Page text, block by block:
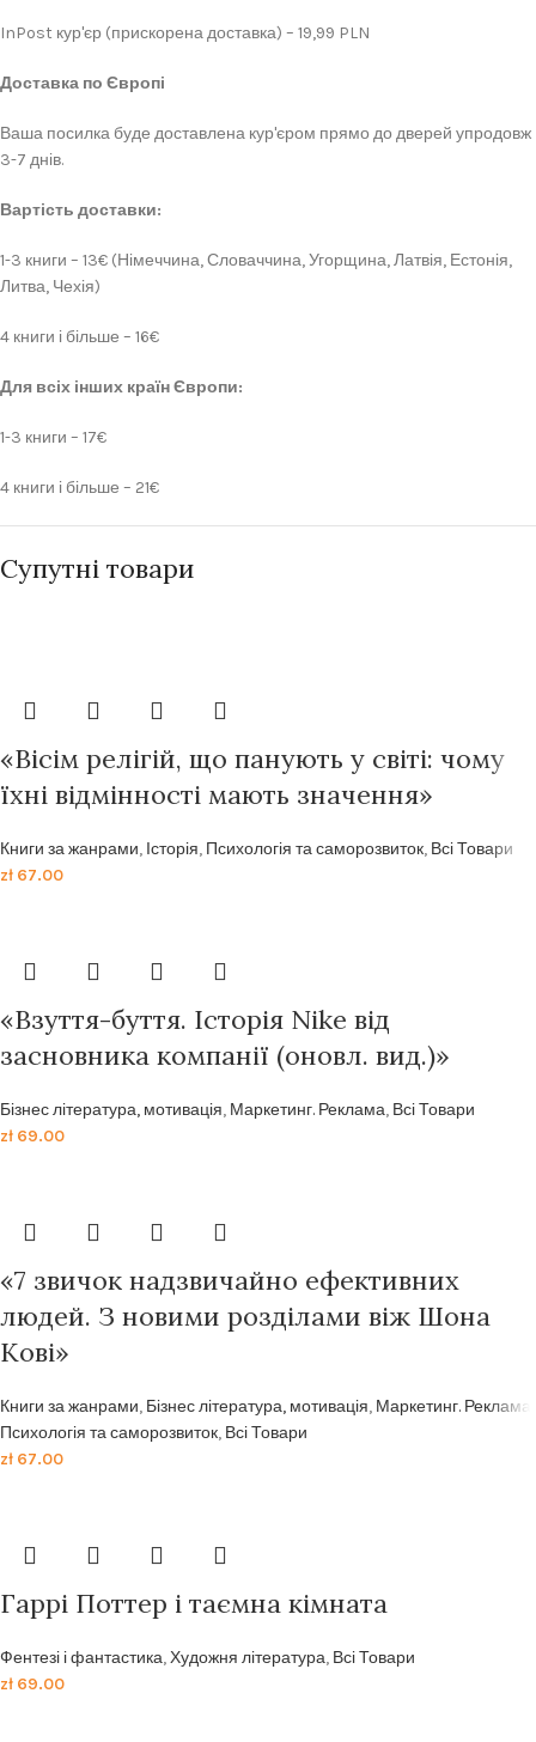
InPost кур'єр (прискорена доставка) – 19,99 PLN
Доставка по Європі
Ваша посилка буде доставлена кур'єром прямо до дверей упродовж
3-7 днів.
Вартість доставки:
1-3 книги – 13€ (Німеччина, Словаччина, Угорщина, Латвія, Естонія,
Литва, Чехія)
4 книги і більше – 16€
Для всіх інших країн Європи:
1-3 книги – 17€
4 книги і більше – 21€
Супутні товари
«Вісім релігій, що панують у світі: чому
їхні відмінності мають значення»
Книги за жанрами, Історія, Психологія та саморозвиток, Всі Товари
zł 67.00
«Взуття-буття. Історія Nike від
засновника компанії (оновл. вид.)»
Бізнес література, мотивація, Маркетинг. Реклама, Всі Товари
zł 69.00
«7 звичок надзвичайно ефективних
людей. З новими розділами віж Шона
Кові»
Книги за жанрами, Бізнес література, мотивація, Маркетинг. Реклама
Психологія та саморозвиток, Всі Товари
zł 67.00
Гаррі Поттер і таємна кімната
Фентезі і фантастика,Художня література, Всі Товари
zł 69.00